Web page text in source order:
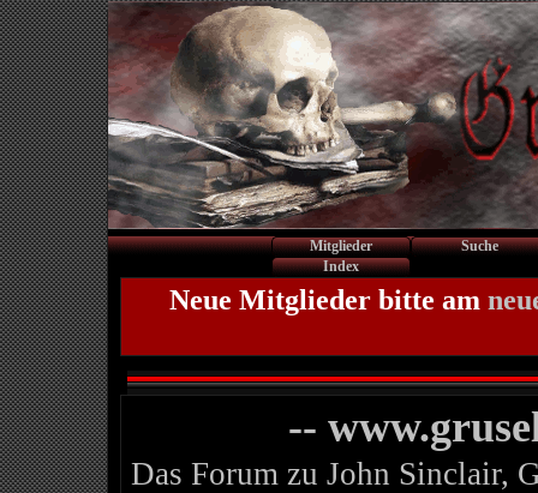
Mitglieder
Suche
Index
Neue Mitglieder bitte am
--
Das Forum zu John Sinclair,